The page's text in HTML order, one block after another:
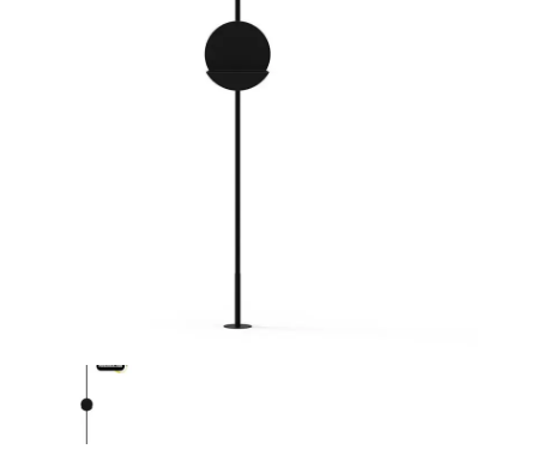
Je suis un expert